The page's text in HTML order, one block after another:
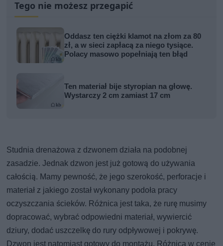
Tego nie możesz przegapić
Oddasz ten ciężki klamot na złom za 80
zł, a w sieci zapłacą za niego tysiące.
Polacy masowo popełniają ten błąd
Ten materiał bije styropian na głowę.
Wystarczy 2 cm zamiast 17 cm
Studnia drenażowa z dzwonem działa na podobnej
zasadzie. Jednak dzwon jest już gotową do używania
całością. Mamy pewność, że jego szerokość, perforacje i
materiał z jakiego został wykonany podoła pracy
oczyszczania ścieków. Różnica jest taka, że rurę musimy
dopracować, wybrać odpowiedni materiał, wywiercić
dziury, dodać uszczelkę do rury odpływowej i pokrywę.
Dzwon jest natomiast gotowy do montażu. Różnica w cenie